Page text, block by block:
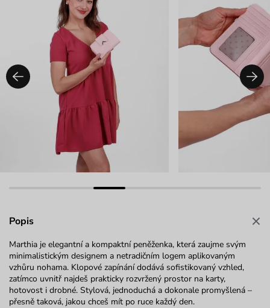
Popis
Marthia je elegantní a kompaktní peněženka, která zaujme svým
minimalistickým designem a netradičním logem aplikovaným
vzhůru nohama. Klopové zapínání dodává sofistikovaný vzhled,
zatímco uvnitř najdeš prakticky rozvržený prostor na karty,
hotovost i drobné. Stylová, jednoduchá a dokonale promyšlená –
přesně taková, jakou chceš mít po ruce každý den.